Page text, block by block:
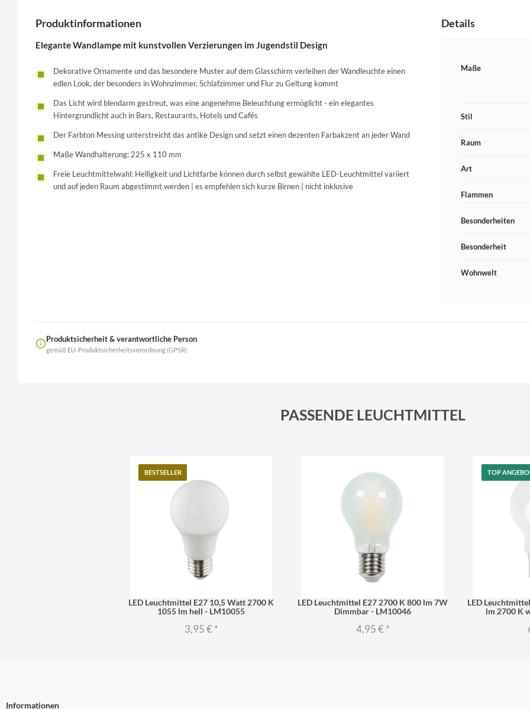
Produktinformationen
Elegante Wandlampe mit kunstvollen Verzierungen im Jugendstil Design
Dekorative Ornamente und das besondere Muster auf dem Glasschirm verleihen der Wandleuchte einen
edlen Look, der besonders in Wohnzimmer, Schlafzimmer und Flur zu Geltung kommt
Das Licht wird blendarm gestreut, was eine angenehme Beleuchtung ermöglicht - ein elegantes
Hintergrundlicht auch in Bars, Restaurants, Hotels und Cafés
Der Farbton Messing unterstreicht das antike Design und setzt einen dezenten Farbakzent an jeder Wand
Maße Wandhalterung: 225 x 110 mm
Freie Leuchtmittelwahl: Helligkeit und Lichtfarbe können durch selbst gewählte LED-Leuchtmittel variiert
und auf jeden Raum abgestimmt werden | es empfehlen sich kurze Birnen | nicht inklusive
Details
Maße
Stil
Raum
Art
Flammen
Besonderheiten
Besonderheit
Wohnwelt
Produktsicherheit & verantwortliche Person
gemäß EU-Produktsicherheitsverordnung (GPSR)
PASSENDE LEUCHTMITTEL
BESTSELLER
LED Leuchtmittel E27 10,5 Watt 2700 K
1055 lm hell - LM10055
3,95 €*
LED Leuchtmittel E27 2700 K 800 lm 7W
Dimmbar - LM10046
4,95 €*
TOP
LED
lm 2700 K
Informationen